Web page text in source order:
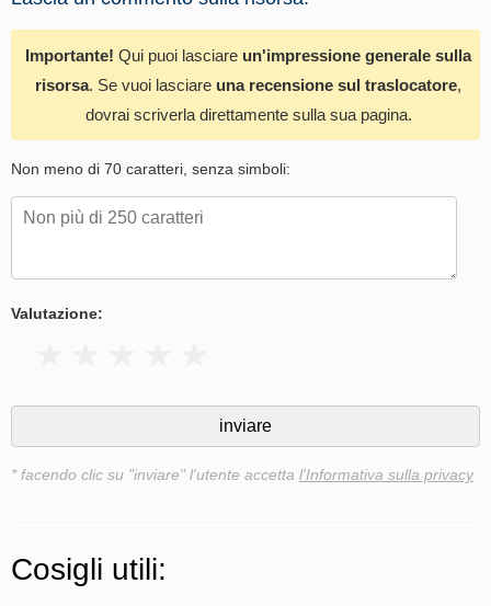
Importante! Qui puoi lasciare un'impressione generale sulla
risorsa. Se vuoi lasciare una recensione sul traslocatore,
dovrai scriverla direttamente sulla sua pagina.
Non meno di 70 caratteri, senza simboli:
Valutazione:
* facendo clic su "inviare" l'utente accetta l'Informativa sulla privacy
Cosigli utili: